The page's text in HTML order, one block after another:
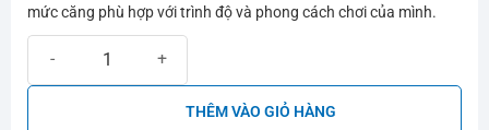
mức căng phù hợp với trình độ và phong cách chơi của mình.
THÊM VÀO GIỎ HÀNG